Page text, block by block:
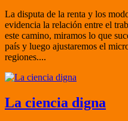
La disputa de la renta y los
evidencia la relación entre el
este camino, miramos lo que
país y luego ajustaremos el
regiones....
La ciencia digna